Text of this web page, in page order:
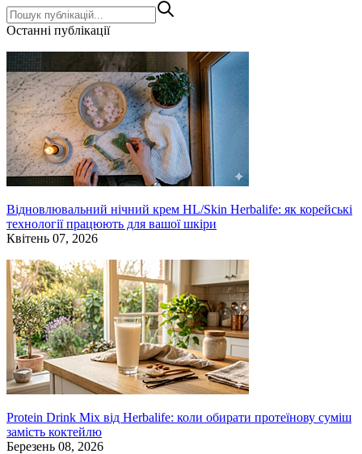
Останні публікації
Відновлювальний нічний крем HL/Skin Herbalife: як корейські
технології працюють для вашої шкіри
Квітень 07, 2026
Protein Drink Mix від Herbalife: коли обирати протеїнову суміш
замість коктейлю
Березень 08, 2026